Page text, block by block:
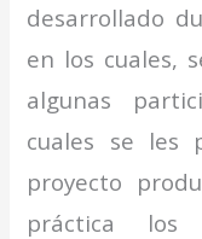
desarrollado
en los cuales,
algunas
cuales se les
proyecto
práctica los